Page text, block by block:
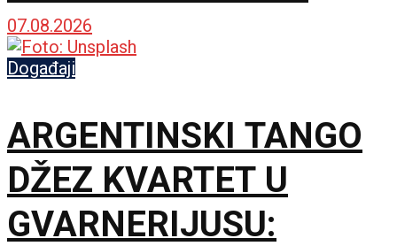
07.08.2026
Događaji
ARGENTINSKI TANGO
DŽEZ KVARTET U
GVARNERIJUSU: